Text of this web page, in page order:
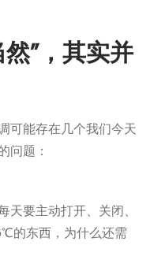
”，其实并
可能存在几个我们今天
问题：
要主动打开、关闭、
的东西，为什么还需